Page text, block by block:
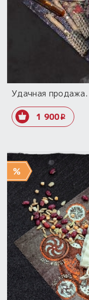
Удачная
1 900i